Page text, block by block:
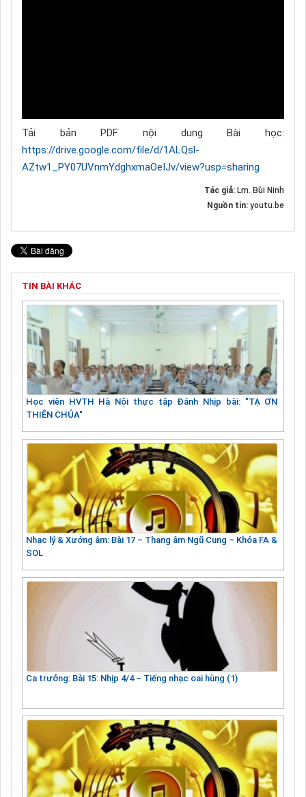
Tải bản PDF nội dung Bài học:
https://drive.google.com/file/d/1ALQsl-
AZtw1_PY07UVnmYdghxmaOeIJv/view?usp=sharing
Tác giả: Lm. Bùi Ninh
Nguồn tin: youtu.be
TIN BÀI KHÁC
Học viên HVTH Hà Nội thực tập Đánh Nhịp bài: "TẠ ƠN
THIÊN CHÚA"
Nhạc lý & Xướng âm: Bài 17 – Thang âm Ngũ Cung – Khóa FA &
SOL
Ca trưởng: Bài 15: Nhịp 4/4 – Tiếng nhạc oai hùng (1)